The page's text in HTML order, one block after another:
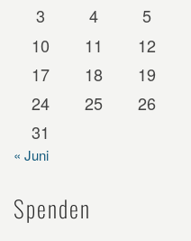
3 4 5
10
11 12
17
18 19
24
25 26
31
« Juni
Spenden